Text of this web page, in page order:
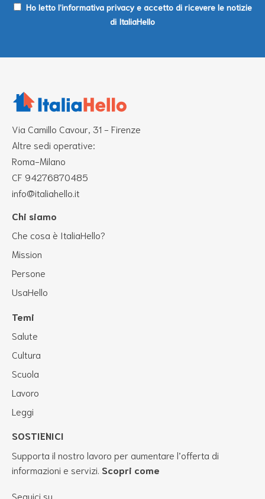
Ho letto l’informativa privacy e accetto di ricevere le notizie
di ItaliaHello
Via Camillo Cavour, 31 - Firenze
Altre sedi operative:
Roma-Milano
CF 94276870485
info@italiahello.it
Chi siamo
Che cosa è ItaliaHello?
Mission
Persone
UsaHello
Temi
Salute
Cultura
Scuola
Lavoro
Leggi
SOSTIENICI
Supporta il nostro lavoro per aumentare l’offerta di
informazioni e servizi. Scopri come
Seguici su